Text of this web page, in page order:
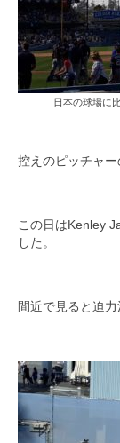
日本の球場に
控えのピッチャ
この日はKenley
した。
間近で見ると迫力